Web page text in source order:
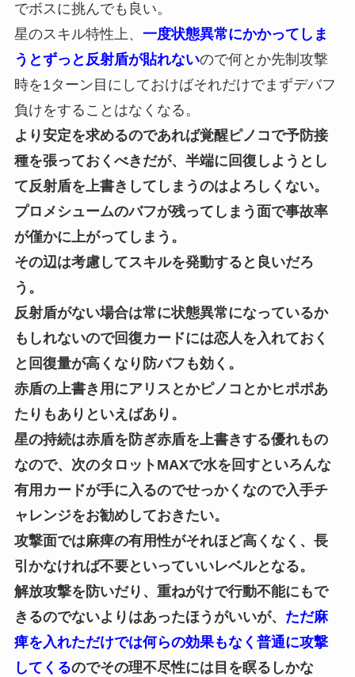
でボスに挑んでも良い。
星のスキル特性上、 一度状態異常にかかってしま
うとずっと反射盾が貼れないので何とか先制攻撃
時を1ターン目にしておけばそれだけでまずデバフ
負けをすることはなくなる。
より安定を求めるのであれば覚醒ピノコで予防接
種を張っておくべきだが、半端に回復しようとし
て反射盾を上書きしてしまうのはよろしくない。
プロメシュームのバフが残ってしまう面で事故率
が僅かに上がってしまう。
その辺は考慮してスキルを発動すると良いだろ
う。
反射盾がない場合は常に状態異常になっているか
もしれないので回復カードには恋人を入れておく
と回復量が高くなり防バフも効く。
赤盾の上書き用にアリスとかピノコとかヒポポあ
たりもありといえばあり。
星の持続は赤盾を防ぎ赤盾を上書きする優れもの
なので、次のタロットMAXで水を回すといろんな
有用カードが手に入るのでせっかくなので入手チ
ャレンジをお勧めしておきたい。
攻撃面では麻痺の有用性がそれほど高くなく、長
引かなければ不要といっていいレベルとなる。
解放攻撃を防いだり、重ねがけで行動不能にもで
きるのでないよりはあったほうがいいが、 ただ麻
痺を入れただけでは何らの効果もなく普通に攻撃
してくるのでその理不尽性には目を瞑るしかな